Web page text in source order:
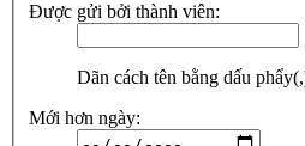
Được gửi bởi thành viên:
Dãn cách tên bằng dấu
Mới hơn ngày: